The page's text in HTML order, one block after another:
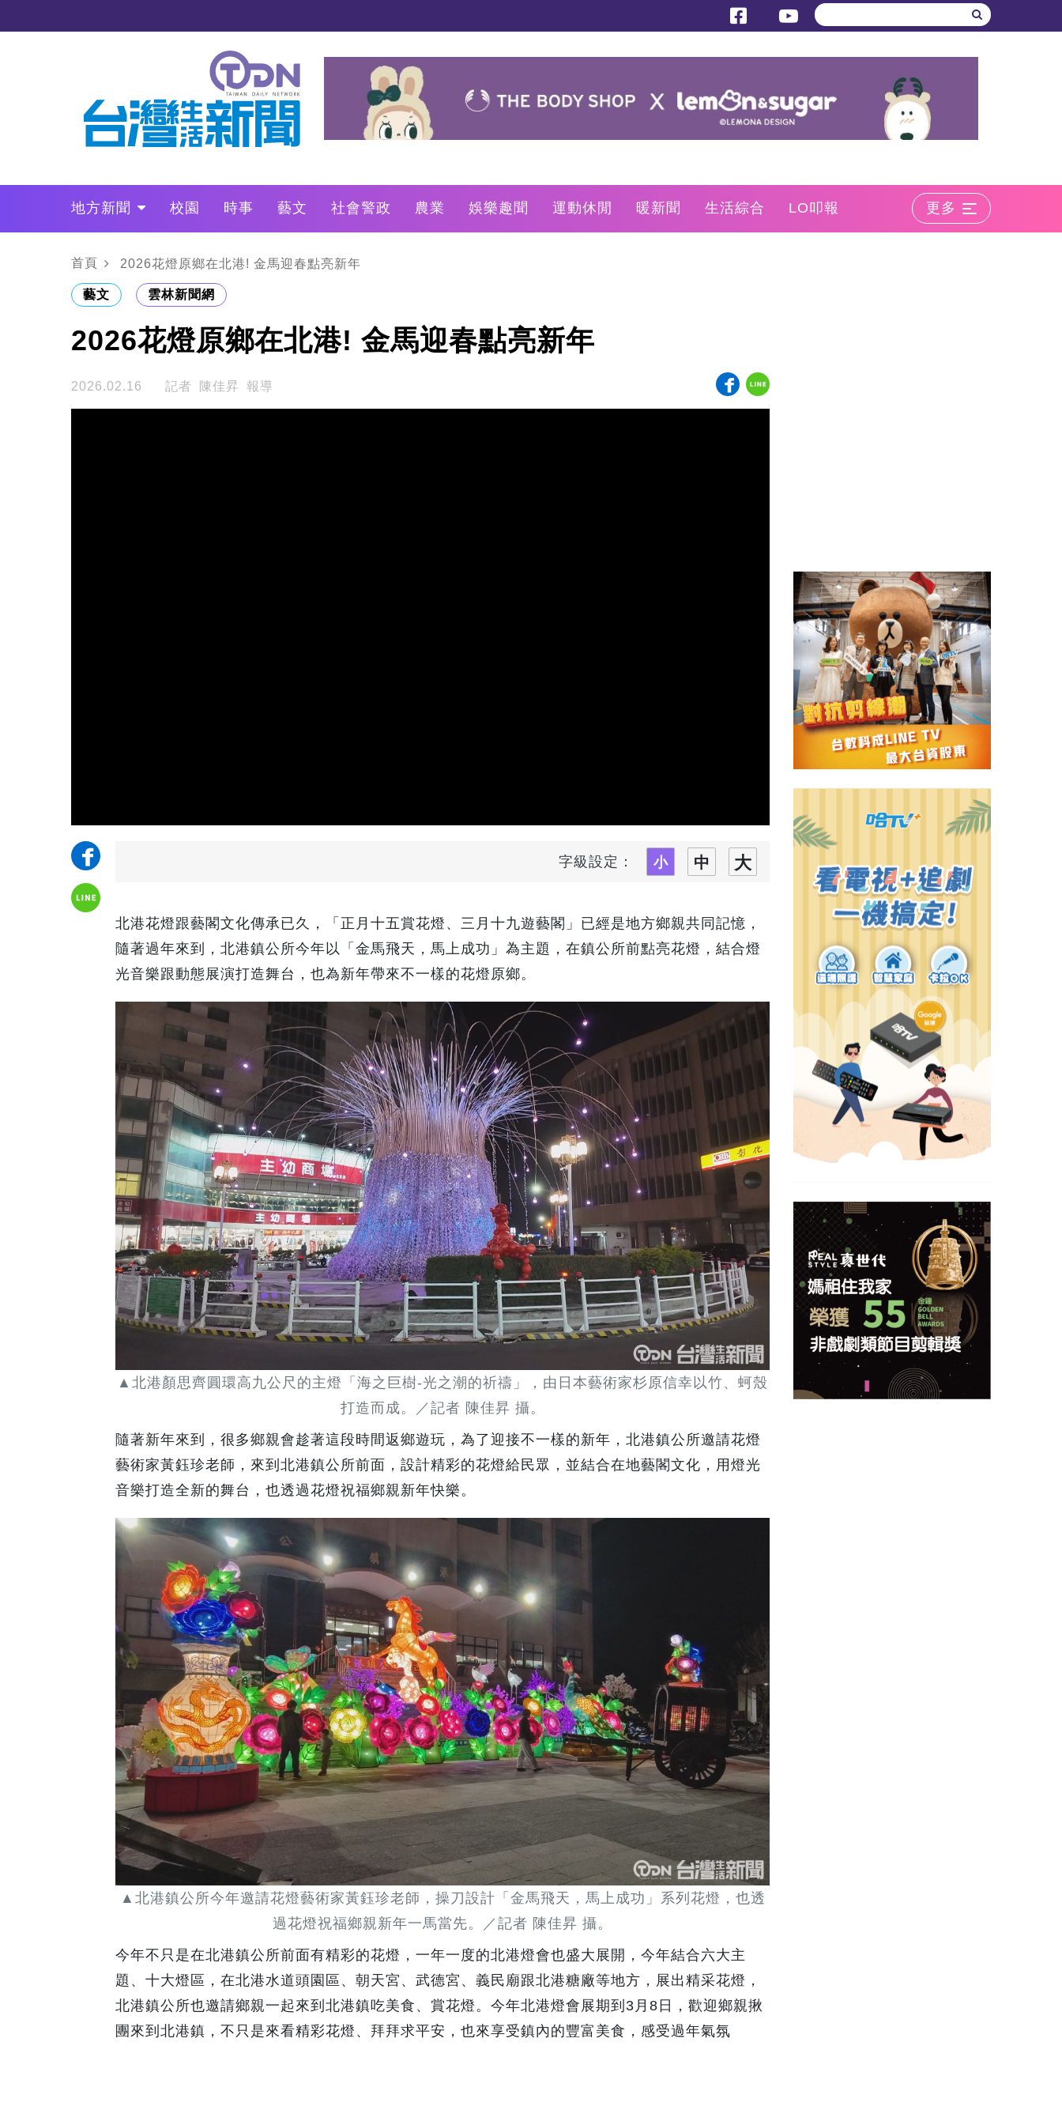
地方新聞 校園 時事 藝文 社會警政 農業 娛樂趣聞 運動休閒 暖新聞 生活綜合
LO叩報
政治
財經 LO叩敲敲門
更多
首頁 2026花燈原鄉在北港! 金馬迎春點亮新年
藝文 雲林新聞網
2026花燈原鄉在北港! 金馬迎春點亮新年
2026.02.16 記者 陳佳昇 報導
字級設定：
北港花燈跟藝閣文化傳承已久，「正月十五賞花燈、三月十九遊藝閣」已經是地方鄉親共同記憶，
隨著過年來到，北港鎮公所今年以「金馬飛天，馬上成功」為主題，在鎮公所前點亮花燈，結合燈
光音樂跟動態展演打造舞台，也為新年帶來不一樣的花燈原鄉。
▲北港顏思齊圓環高九公尺的主燈「海之巨樹-光之潮的祈禱」，由日本藝術家杉原信幸以竹、蚵殼
打造而成。／記者 陳佳昇 攝。
隨著新年來到，很多鄉親會趁著這段時間返鄉遊玩，為了迎接不一樣的新年，北港鎮公所邀請花燈
藝術家黃鈺珍老師，來到北港鎮公所前面，設計精彩的花燈給民眾，並結合在地藝閣文化，用燈光
音樂打造全新的舞台，也透過花燈祝福鄉親新年快樂。
▲北港鎮公所今年邀請花燈藝術家黃鈺珍老師，操刀設計「金馬飛天，馬上成功」系列花燈，也透
過花燈祝福鄉親新年一馬當先。／記者 陳佳昇 攝。
今年不只是在北港鎮公所前面有精彩的花燈，一年一度的北港燈會也盛大展開，今年結合六大主
題、十大燈區，在北港水道頭園區、朝天宮、武德宮、義民廟跟北港糖廠等地方，展出精采花燈，
北港鎮公所也邀請鄉親一起來到北港鎮吃美食、賞花燈。今年北港燈會展期到3月8日，歡迎鄉親揪
團來到北港鎮，不只是來看精彩花燈、拜拜求平安，也來享受鎮內的豐富美食，感受過年氣氛